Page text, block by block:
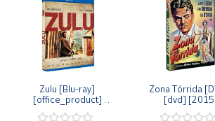
Zulu [Blu-ray]
[office_product]
Zona Tórrida
[dvd]